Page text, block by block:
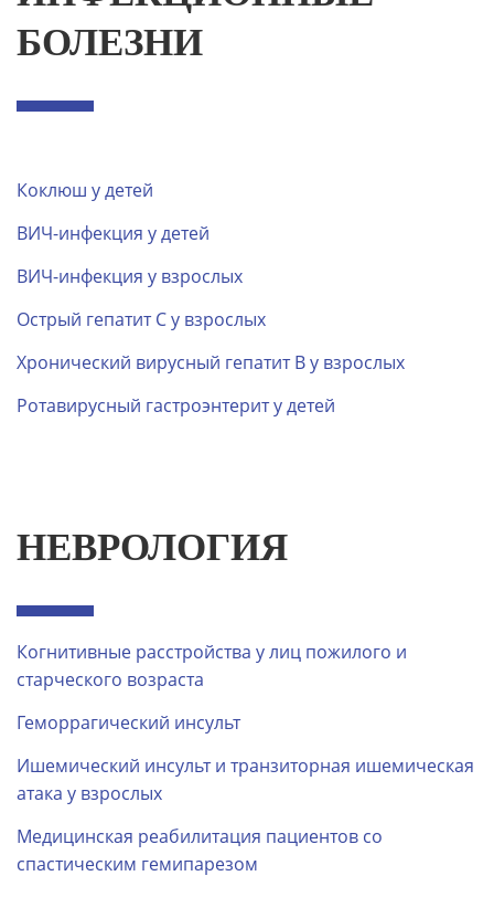
БОЛЕЗНИ
Коклюш у детей
ВИЧ-инфекция у детей
ВИЧ-инфекция у взрослых
Острый гепатит С у взрослых
Хронический вирусный гепатит B у взрослых
Ротавирусный гастроэнтерит у детей
НЕВРОЛОГИЯ
Когнитивные расстройства у лиц пожилого и
старческого возраста
Геморрагический инсульт
Ишемический инсульт и транзиторная ишемическая
атака у взрослых
Медицинская реабилитация пациентов со
спастическим гемипарезом